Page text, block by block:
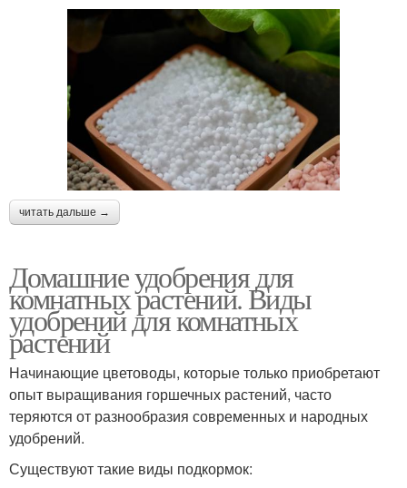
читать дальше →
Домашние удобрения для
комнатных растений. Виды
удобрений для комнатных
растений
Начинающие цветоводы, которые только приобретают
опыт выращивания горшечных растений, часто
теряются от разнообразия современных и народных
удобрений.
Существуют такие виды подкормок: